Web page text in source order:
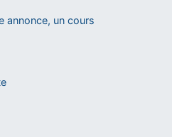
annonce, un cours